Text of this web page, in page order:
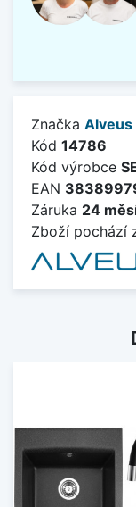
Značka Alveus
Kód 14786
Kód výrobce
EAN
Záruka 24
Zboží pochází